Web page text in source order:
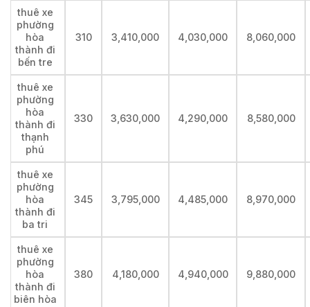
thuê xe
phường
hòa
thành đi
bến tre
310 3,410,000 4,030,000 8,060,000
thuê xe
phường
hòa
thành đi
thạnh
phú
330 3,630,000 4,290,000 8,580,000
thuê xe
phường
hòa
thành đi
ba tri
345 3,795,000 4,485,000 8,970,000
thuê xe
phường
hòa
thành đi
biên hòa
380 4,180,000 4,940,000 9,880,000